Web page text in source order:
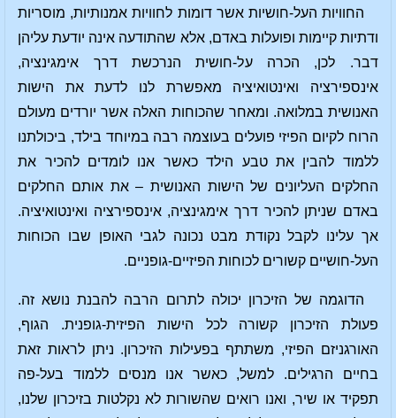
החוויות העל-חושיות אשר דומות לחוויות אמנותיות, מוסריות
ודתיות קיימות ופועלות באדם, אלא שהתודעה אינה יודעת עליהן
דבר. לכן, הכרה על-חושית הנרכשת דרך אימגינציה,
אינספירציה ואינטואיציה מאפשרת לנו לדעת את הישות
האנושית במלואה. ומאחר שהכוחות האלה אשר יורדים מעולם
הרוח לקיום הפיזי פועלים בעוצמה רבה במיוחד בילד, ביכולתנו
ללמוד להבין את טבע הילד כאשר אנו לומדים להכיר את
החלקים העליונים של הישות האנושית – את אותם החלקים
באדם שניתן להכיר דרך אימגינציה, אינספירציה ואינטואיציה.
אך עלינו לקבל נקודת מבט נכונה לגבי האופן שבו הכוחות
העל-חושיים קשורים לכוחות הפיזיים-גופניים.
הדוגמה של הזיכרון יכולה לתרום הרבה להבנת נושא זה.
פעולת הזיכרון קשורה לכל הישות הפיזית-גופנית. הגוף,
האורגניזם הפיזי, משתתף בפעילות הזיכרון. ניתן לראות זאת
בחיים הרגילים. למשל, כאשר אנו מנסים ללמוד בעל-פה
תפקיד או שיר, ואנו רואים שהשורות לא נקלטות בזיכרון שלנו,